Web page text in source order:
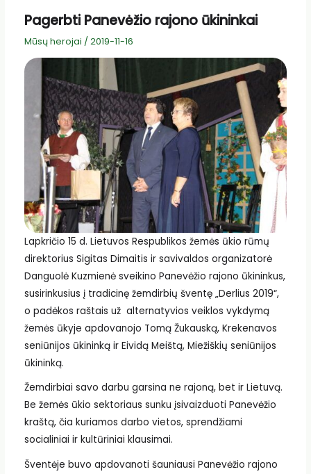
Pagerbti Panevėžio rajono ūkininkai
Mūsų herojai / 2019-11-16
Lapkričio 15 d. Lietuvos Respublikos žemės ūkio rūmų
direktorius Sigitas Dimaitis ir savivaldos organizatorė
Danguolė Kuzmienė sveikino Panevėžio rajono ūkininkus,
susirinkusius į tradicinę žemdirbių šventę „Derlius 2019“,
o padėkos raštais už alternatyvios veiklos vykdymą
žemės ūkyje apdovanojo Tomą Žukauską, Krekenavos
seniūnijos ūkininką ir Eividą Meištą, Miežiškių seniūnijos
ūkininką.
Žemdirbiai savo darbu garsina ne rajoną, bet ir Lietuvą.
Be žemės ūkio sektoriaus sunku įsivaizduoti Panevėžio
kraštą, čia kuriamos darbo vietos, sprendžiami
socialiniai ir kultūriniai klausimai.
Šventėje buvo apdovanoti šauniausi Panevėžio rajono